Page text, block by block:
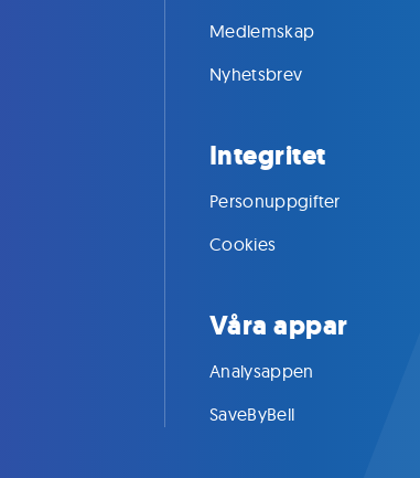
Medlemskap
Nyhetsbrev
Integritet
Personuppgifter
Cookies
Våra appar
Analysappen
SaveByBell